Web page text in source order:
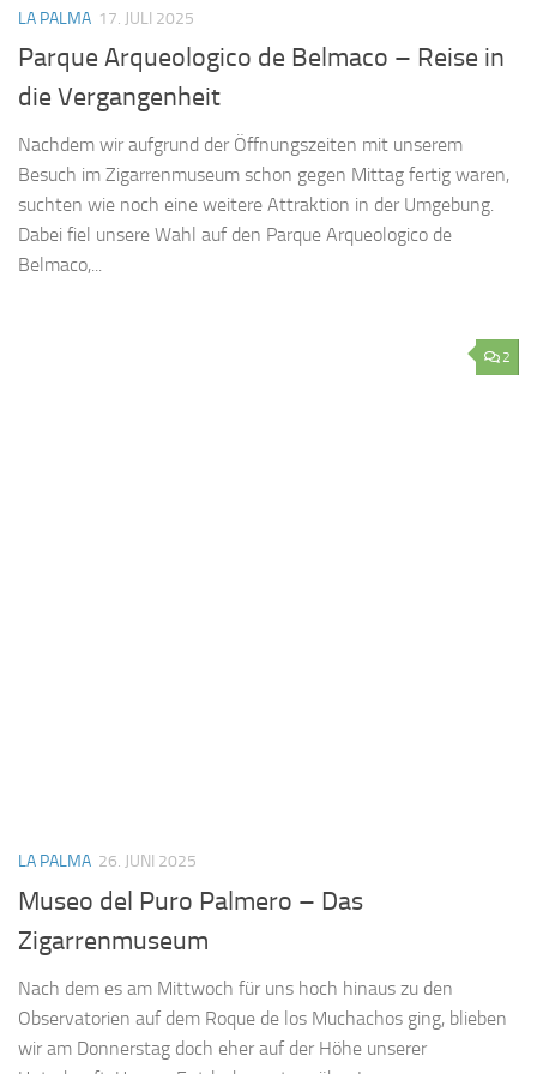
LA PALMA 17. JULI 2025
Parque Arqueologico de Belmaco – Reise in
die Vergangenheit
Nachdem wir aufgrund der Öffnungszeiten mit unserem
Besuch im Zigarrenmuseum schon gegen Mittag fertig waren,
suchten wie noch eine weitere Attraktion in der Umgebung.
Dabei fiel unsere Wahl auf den Parque Arqueologico de
Belmaco,...
2
LA PALMA 26. JUNI 2025
Museo del Puro Palmero – Das
Zigarrenmuseum
Nach dem es am Mittwoch für uns hoch hinaus zu den
Observatorien auf dem Roque de los Muchachos ging, blieben
wir am Donnerstag doch eher auf der Höhe unserer